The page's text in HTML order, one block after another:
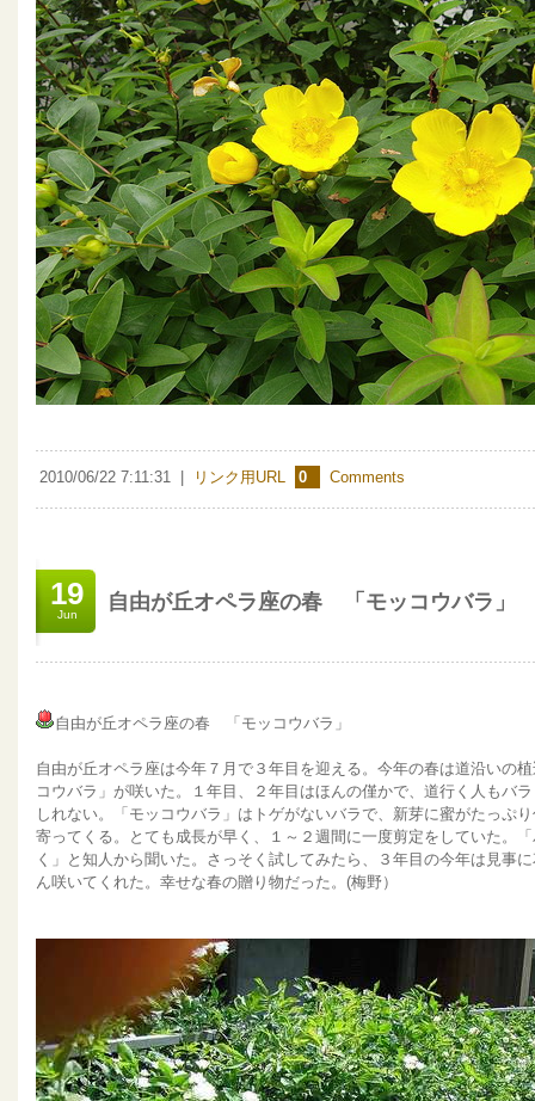
2010/06/22 7:11:31 リンク用URL 0 Comments
19
Jun
自由が丘オペラ座の春 「モッコウバラ」
自由が丘オペラ座の春 「モッコウバラ」
自由が丘オペラ座は今年７月で３年目を迎える。今年の春は道沿いの
コウバラ」が咲いた。１年目、２年目はほんの僅かで、道行く人もバ
しれない。「モッコウバラ」はトゲがないバラで、新芽に蜜がたっぷ
寄ってくる。とても成長が早く、１～２週間に一度剪定をしていた。
く」と知人から聞いた。さっそく試してみたら、３年目の今年は見事
ん咲いてくれた。幸せな春の贈り物だった。(梅野）